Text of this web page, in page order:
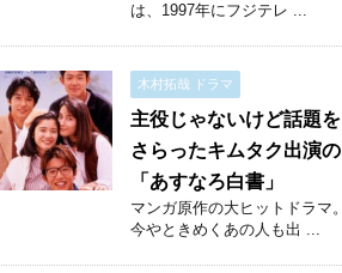
は、1997年にフジテレ ...
木村拓哉 ドラマ
主役じゃないけど話題を
さらったキムタク出演の
「あすなろ白書」
マンガ原作の大ヒットドラマ。
今やときめくあの人も出 ...